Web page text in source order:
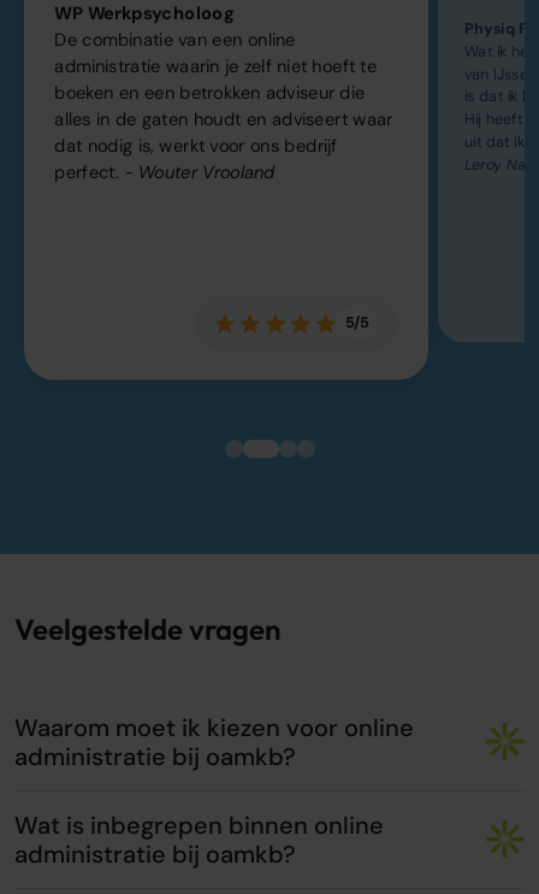
WP Werkpsycholoog
De combinatie van een online
administratie waarin je zelf niet hoeft te
boeken en een betrokken adviseur die
alles in de gaten houdt en adviseert waar
dat nodig is, werkt voor ons bedrijf
perfect. - Wouter Vrooland
5/5
Physiq
Wat ik
van
is dat ik
Hij heeft
uit dat ik
Leroy
Veelgestelde vragen
Waarom moet ik kiezen voor online
administratie bij oamkb?
Wat is inbegrepen binnen online
administratie bij oamkb?